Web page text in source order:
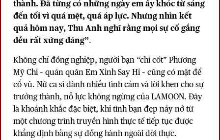
thành. Đã từng có những ngày em ấy khóc từ sáng
đến tối vì quá mệt, quá áp lực. Nhưng nhìn kết
quả hôm nay, Thu Anh nghĩ rằng mọi sự cố gắng
đều rất xứng đáng”.
Không chỉ đồng nghiệp, người bạn “chí cốt” Phương
Mỹ Chi – quán quân Em Xinh Say Hi – cũng có mặt để
cổ vũ. Nữ ca sĩ dành nhiều tình cảm và lời khen cho sự
trưởng thành, nỗ lực không ngừng của LAMOON. Đây
là khoảnh khắc đặc biệt, khi tình bạn đẹp nảy nở từ
một chương trình truyền hình thực tế tiếp tục được
khẳng định bằng sự đồng hành ngoài đời thực.